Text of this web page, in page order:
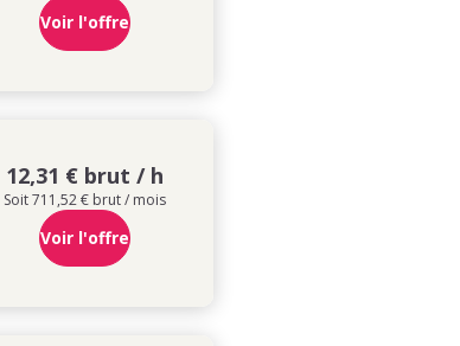
Voir l'offre
12,31 € brut / h
Soit 711,52 € brut / mois
Voir l'offre